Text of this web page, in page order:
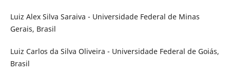
Luiz Alex Silva Saraiva - Universidade Federal de Minas
Gerais, Brasil
Luiz Carlos da Silva Oliveira - Universidade Federal de Goiás,
Brasil